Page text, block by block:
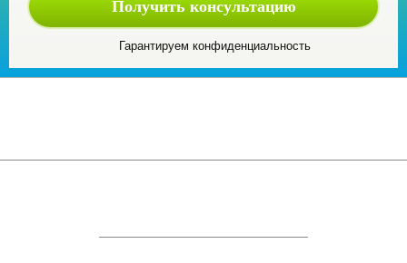
Гарантируем конфиденциальность